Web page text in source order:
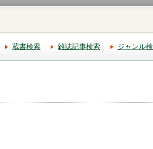
蔵書検索 雑誌記事検索 ジャンル